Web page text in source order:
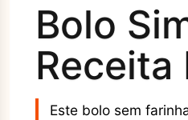
Bolo
Receita
Este bolo sem